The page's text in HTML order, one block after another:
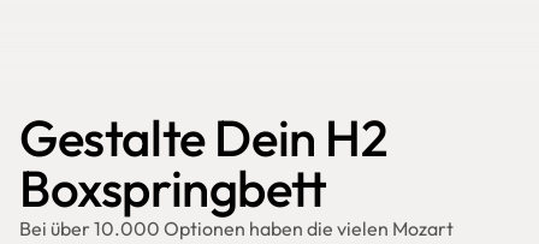
Gestalte Dein H2
Boxspringbett
Bei über 10.000 Optionen haben die vielen Mozart